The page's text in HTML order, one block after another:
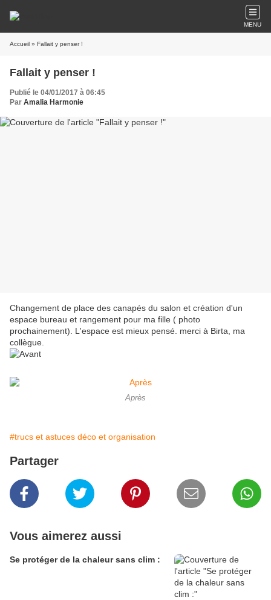
MENU
Accueil » Fallait y penser !
Fallait y penser !
Publié le 04/01/2017 à 06:45
Par Amalia Harmonie
Changement de place des canapés du salon et création d'un
espace bureau et rangement pour ma fille ( photo
prochainement). L'espace est mieux pensé. merci à Birta, ma
collègue.
Après
#trucs et astuces déco et organisation
Partager
Vous aimerez aussi
Se protéger de la chaleur sans clim :